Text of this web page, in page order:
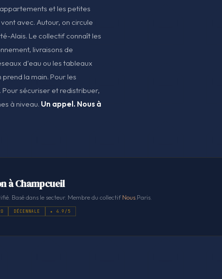
et les petites
avec. Autour, on circule
Alais. Le collectif connaît les
livraisons de
d'eau ou les tableaux
la main. Pour les
sécuriser et redistribuer,
à niveau. Un appel. Nous à
à Champcueil
Basé dans le secteur. Membre du collectifNous .Paris.
DÉCENNALE ★ 4.9/5